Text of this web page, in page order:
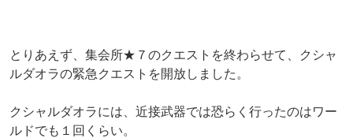
とりあえず、集会所★７のクエストを終わらせて、クシャ
ルダオラの緊急クエストを開放しました。
クシャルダオラには、近接武器では恐らく行ったのはワー
ルドでも１回くらい。